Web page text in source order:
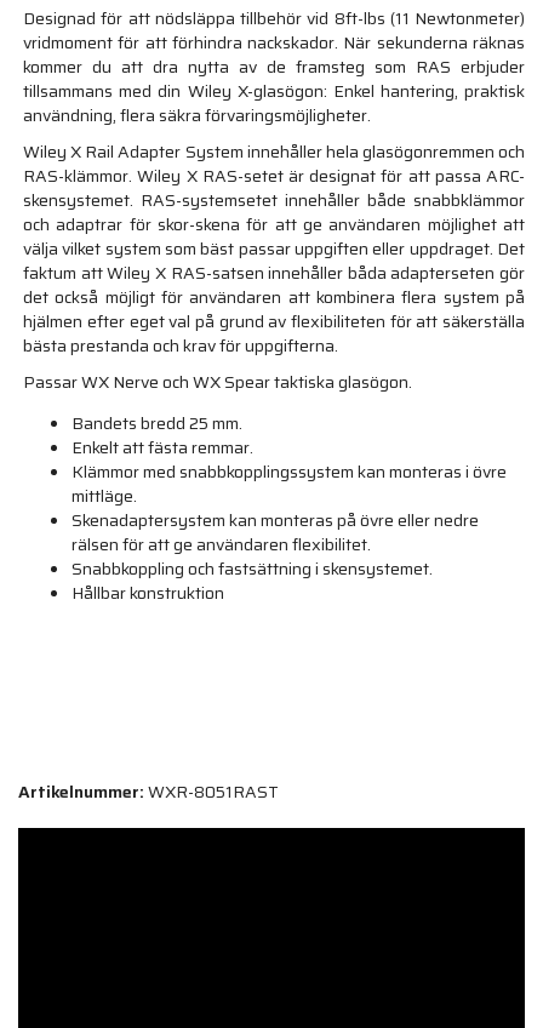
Designad för att nödsläppa tillbehör vid 8ft-lbs (11 Newtonmeter)
vridmoment för att förhindra nackskador. När sekunderna räknas
kommer du att dra nytta av de framsteg som RAS erbjuder
tillsammans med din Wiley X-glasögon: Enkel hantering, praktisk
användning, flera säkra förvaringsmöjligheter.
Wiley X Rail Adapter System innehåller hela glasögonremmen och
RAS-klämmor. Wiley X RAS-setet är designat för att passa ARC-
skensystemet. RAS-systemsetet innehåller både snabbklämmor
och adaptrar för skor-skena för att ge användaren möjlighet att
välja vilket system som bäst passar uppgiften eller uppdraget. Det
faktum att Wiley X RAS-satsen innehåller båda adapterseten gör
det också möjligt för användaren att kombinera flera system på
hjälmen efter eget val på grund av flexibiliteten för att säkerställa
bästa prestanda och krav för uppgifterna.
Passar WX Nerve och WX Spear taktiska glasögon.
Bandets bredd 25 mm.
Enkelt att fästa remmar.
Klämmor med snabbkopplingssystem kan monteras i övre
mittläge.
Skenadaptersystem kan monteras på övre eller nedre
rälsen för att ge användaren flexibilitet.
Snabbkoppling och fastsättning i skensystemet.
Hållbar konstruktion
Artikelnummer:WXR-8051RAST